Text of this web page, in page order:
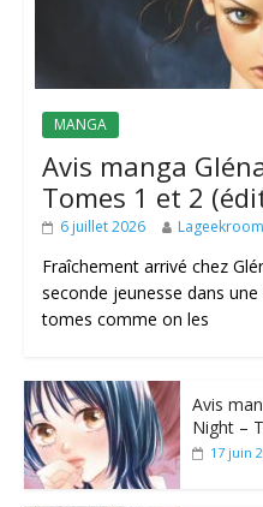
MANGA
Avis manga
Tomes 1 et 2
6 juillet 2026 Lageekroom
Fraîchement arrivé chez
seconde jeunesse dans
tomes comme on les
Avis
Night –
17 juin